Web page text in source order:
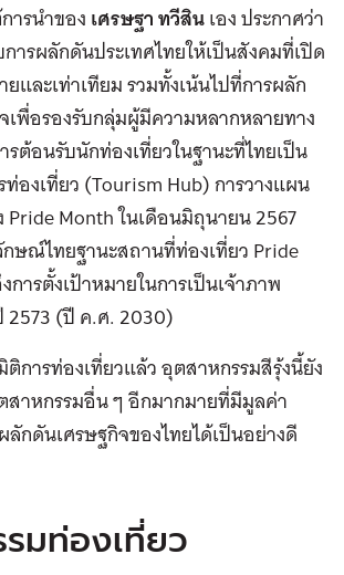
ารนำของเศรษฐา ทวีสินเอง ประกาศว่า
รผลักดันประเทศไทยให้เป็นสังคมที่เปิด
และเท่าเทียม รวมทั้งเน้นไปที่การผลัก
เพื่อรองรับกลุ่มผู้มีความหลากหลายทาง
รต้อนรับนักท่องเที่ยวในฐานะที่ไทยเป็น
องเที่ยว (Tourism Hub) การวางแผน
Pride Month ในเดือนมิถุนายน 2567
ษณ์ไทยฐานะสถานที่ท่องเที่ยว Pride
การตั้งเป้าหมายในการเป็นเจ้าภาพ
2573 (ปี ค.ศ. 2030)
การท่องเที่ยวแล้ว อุตสาหกรรมสีรุ้งนี้ยัง
สาหกรรมอื่น ๆ อีกมากมายที่มีมูลค่า
กดันเศรษฐกิจของไทยได้เป็นอย่างดี
มท่องเที่ยว